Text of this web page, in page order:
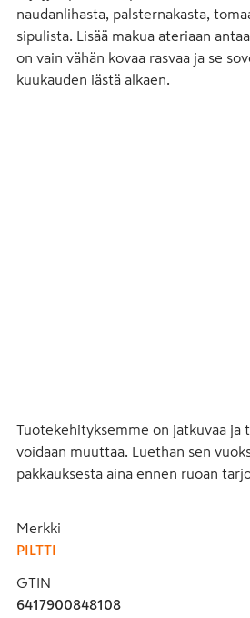
naudanlihasta, palsternakasta,
sipulista. Lisää makua ateriaan
on vain vähän kovaa rasvaa ja se
kuukauden iästä alkaen.
Tuotekehityksemme on jatkuvaa ja
voidaan muuttaa. Luethan sen
pakkauksesta aina ennen ruoan
Merkki
PILTTI
GTIN
6417900848108